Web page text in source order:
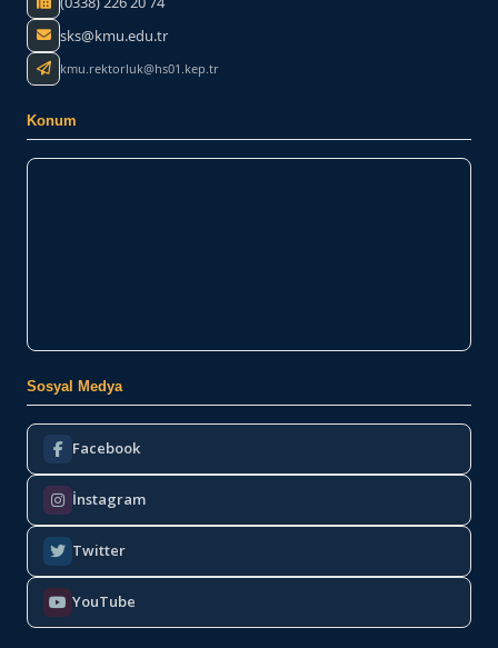
sks@kmu.edu.tr
kmu.rektorluk@hs01.kep.tr
Konum
Sosyal Medya
Facebook
İnstagram
Twitter
YouTube